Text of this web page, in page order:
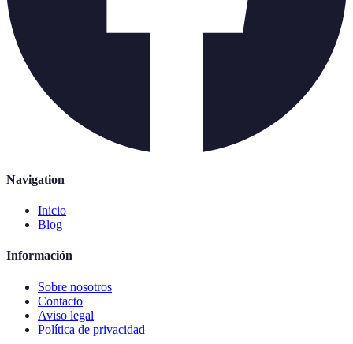
Navigation
Inicio
Blog
Información
Sobre nosotros
Contacto
Aviso legal
Política de privacidad